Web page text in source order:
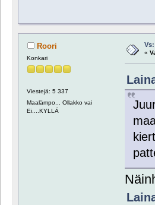
Roori
Konkari
Viestejä: 5 337
Maalämpo... Ollakko vai
Ei....KYLLÄ
«